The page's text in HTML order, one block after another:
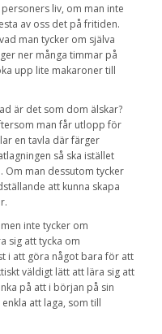
liv, om man inte
av oss det på fritiden.
man tycker om själva
ner många timmar på
upp lite makaroner till
är det som dom älskar?
man får utlopp för
en tavla där färger
så ska istället
Om man dessutom tycker
att kunna skapa
inte tycker om
sig att tycka om
i att göra något bara för att
väldigt lätt att lära sig att
på att i början på sin
att laga, som till